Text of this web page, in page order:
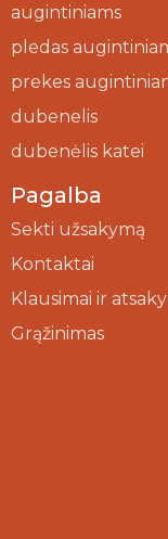
augintiniams
pledas
prekes
dubenelis
dubenėlis katei
Pagalba
Sekti užsakymą
Kontaktai
Klausimai ir
Grąžinimas